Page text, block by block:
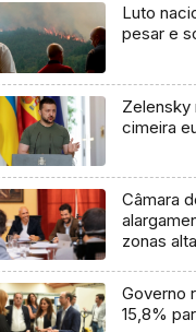
Luto
pesar e
Zelensky
cimeira
Câmara
zonas
Governo
15,8%